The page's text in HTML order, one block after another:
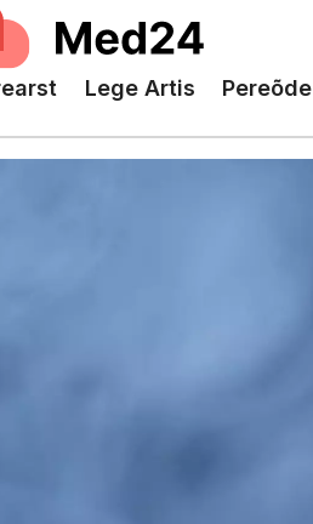
Lege Artis Pereõde